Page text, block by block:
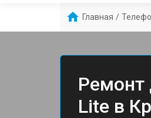
Главная /
Ремонт
Lite в